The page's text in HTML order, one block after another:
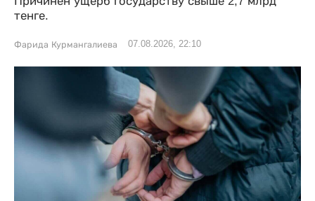
тенге.
Фарида Курмангалиева 07.08.2026, 22:10